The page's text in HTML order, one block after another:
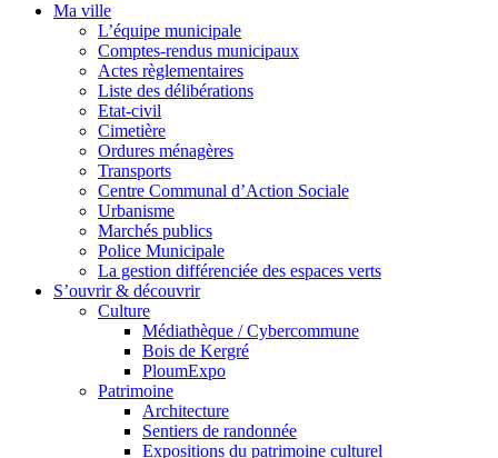
Ma ville
L’équipe municipale
Comptes-rendus municipaux
Actes règlementaires
Liste des délibérations
Etat-civil
Cimetière
Ordures ménagères
Transports
Centre Communal d’Action Sociale
Urbanisme
Marchés publics
Police Municipale
La gestion différenciée des espaces verts
S’ouvrir & découvrir
Culture
Médiathèque / Cybercommune
Bois de Kergré
PloumExpo
Patrimoine
Architecture
Sentiers de randonnée
Expositions du patrimoine culturel